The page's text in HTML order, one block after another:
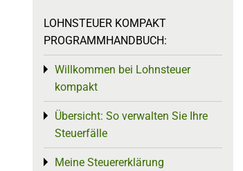
LOHNSTEUER KOMPAKT
PROGRAMMHANDBUCH:
Willkommen bei Lohnsteuer
kompakt
Toggle menu
Übersicht: So verwalten Sie Ihre
Steuerfälle
Toggle menu
Meine Steuererklärung
Toggle menu